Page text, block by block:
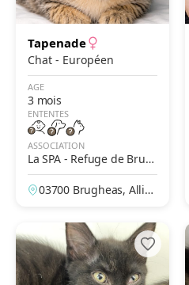
Tapenade
Chat - Européen
AGE
3 mois
ENTENTES
ASSOCIATION
La SPA - Refuge de Brug
heas – Vichy
03700 Brugheas, Allier,